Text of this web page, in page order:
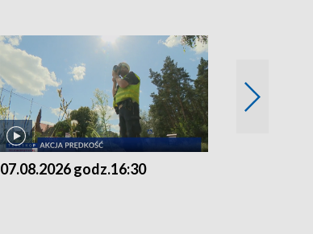
07.08.2026 godz.16:30